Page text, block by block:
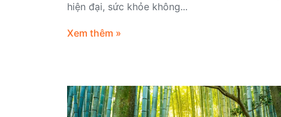
hiện đại, sức khỏe không...
Xem thêm »